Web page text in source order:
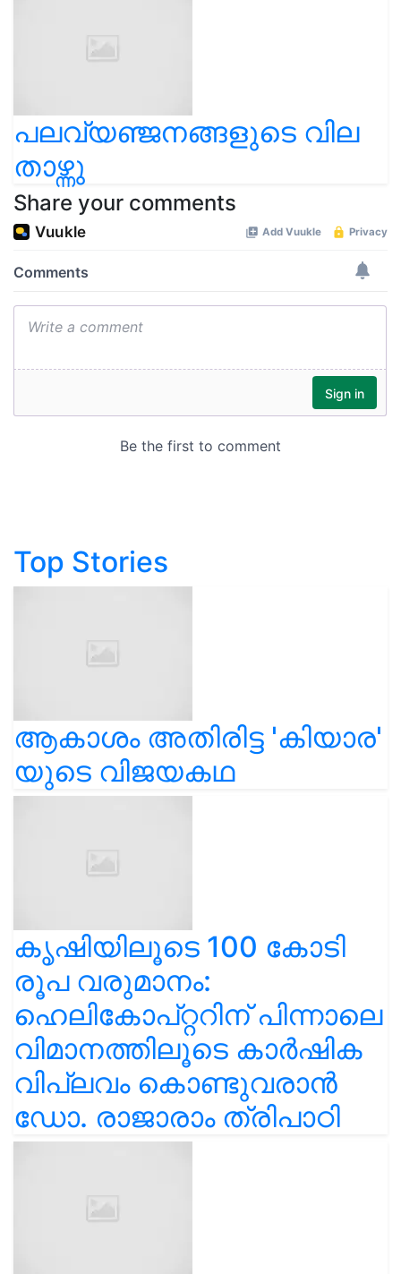
പലവ്യഞ്ജനങ്ങളുടെ വില
താഴ്ന്നു
Share your comments
Top Stories
ആകാശം അതിരിട്ട 'കിയാര'
യുടെ വിജയകഥ
കൃഷിയിലൂടെ 100 കോടി
രൂപ വരുമാനം:
ഹെലികോപ്റ്ററിന് പിന്നാലെ
വിമാനത്തിലൂടെ കാർഷിക
വിപ്ലവം കൊണ്ടുവരാൻ
ഡോ. രാജാരാം ത്രിപാഠി